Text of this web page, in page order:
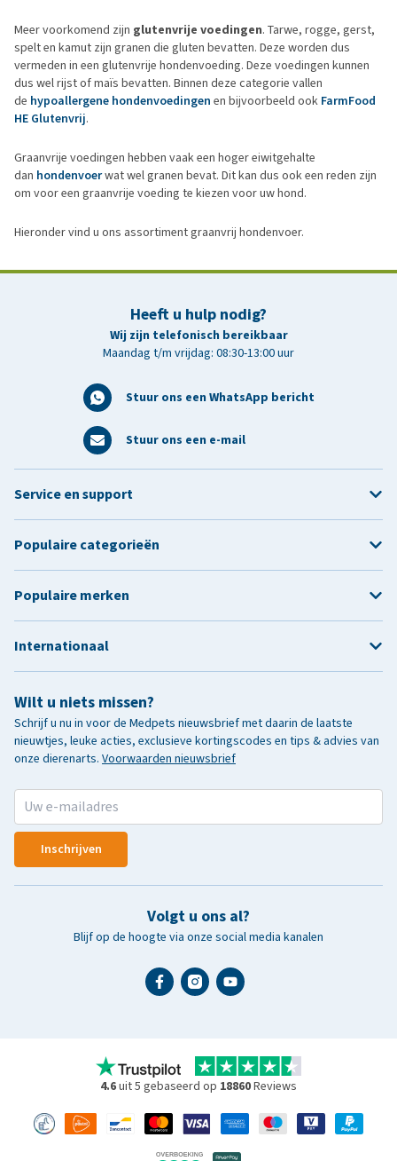
Meer voorkomend zijn glutenvrije voedingen. Tarwe, rogge, gerst,
spelt en kamut zijn granen die gluten bevatten. Deze worden dus
vermeden in een glutenvrije hondenvoeding. Deze voedingen kunnen
dus wel rijst of maïs bevatten. Binnen deze categorie vallen
de hypoallergene hondenvoedingen en bijvoorbeeld ook FarmFood
HE Glutenvrij.
Graanvrije voedingen hebben vaak een hoger eiwitgehalte
dan hondenvoerwat wel granen bevat. Dit kan dus ook een reden zijn
om voor een graanvrije voeding te kiezen voor uw hond.
Hieronder vind u ons assortiment graanvrij hondenvoer.
Heeft u hulp nodig?
Wij zijn telefonisch bereikbaar
Maandag t/m vrijdag: 08:30-13:00 uur
Stuur ons een WhatsApp bericht
Stuur ons een e-mail
Wilt u niets missen?
Schrijf u nu in voor de Medpets nieuwsbrief met daarin de laatste
nieuwtjes, leuke acties, exclusieve kortingscodes en tips & advies van
onze dierenarts. Voorwaarden nieuwsbrief
Inschrijven
Volgt u ons al?
Blijf op de hoogte via onze social media kanalen
Service en support
Populaire categorieën
Populaire merken
Internationaal
4.6uit 5 gebaseerd op 18860Reviews